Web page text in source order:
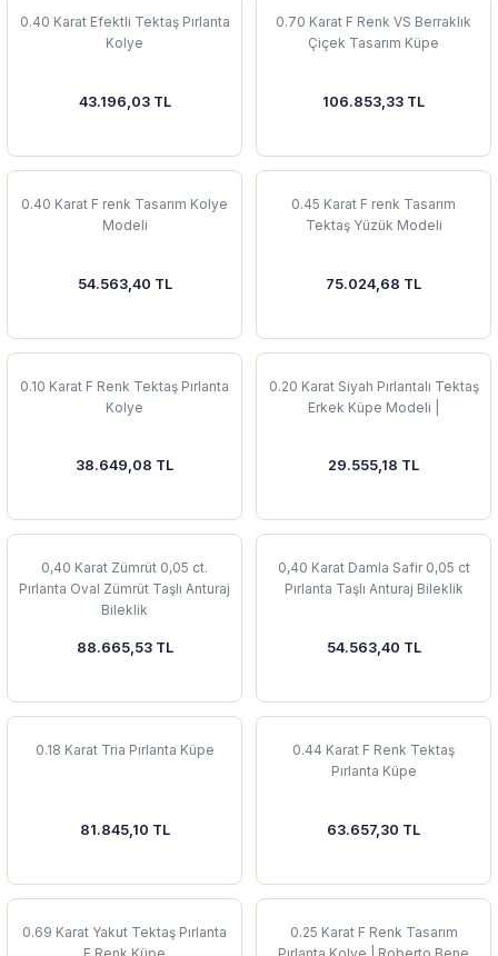
0.40 Karat Efektli Tektaş Pırlanta
Kolye
43.196,03 TL
0.70 Karat F Renk VS Berraklık
Çiçek Tasarım Küpe
106.853,33 TL
0.40 Karat F renk Tasarım Kolye
Modeli
54.563,40 TL
0.45 Karat F renk Tasarım
Tektaş Yüzük Modeli
75.024,68 TL
0.10 Karat F Renk Tektaş Pırlanta
Kolye
38.649,08 TL
0.20 Karat Siyah Pırlantalı Tektaş
Erkek Küpe Modeli |
29.555,18 TL
0,40 Karat Zümrüt 0,05 ct.
Pırlanta Oval Zümrüt Taşlı Anturaj
Bileklik
88.665,53 TL
0,40 Karat Damla Safir 0,05 ct
Pırlanta Taşlı Anturaj Bileklik
54.563,40 TL
0.18 Karat Tria Pırlanta Küpe
81.845,10 TL
0.44 Karat F Renk Tektaş
Pırlanta Küpe
63.657,30 TL
0.69 Karat Yakut Tektaş Pırlanta
0.25 Karat F Renk Tasarım